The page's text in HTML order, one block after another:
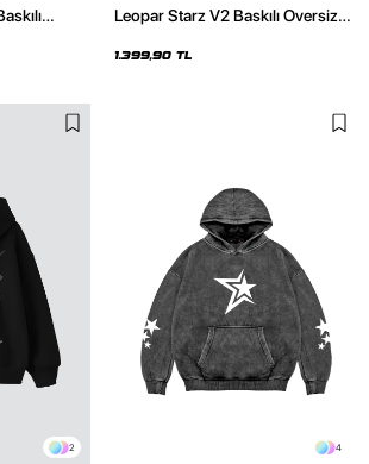
Leopar Starz V2 Baskılı Oversize
Hoodie
1.399,90 TL
2 4